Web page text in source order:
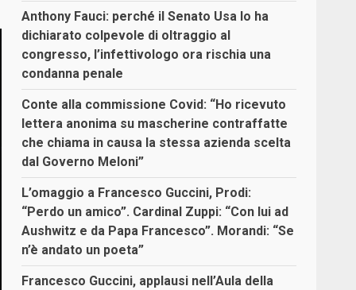
Anthony Fauci: perché il Senato Usa lo ha
dichiarato colpevole di oltraggio al
congresso, l’infettivologo ora rischia una
condanna penale
Conte alla commissione Covid: “Ho ricevuto
lettera anonima su mascherine contraffatte
che chiama in causa la stessa azienda scelta
dal Governo Meloni”
L’omaggio a Francesco Guccini, Prodi:
“Perdo un amico”. Cardinal Zuppi: “Con lui ad
Aushwitz e da Papa Francesco”. Morandi: “Se
n’è andato un poeta”
Francesco Guccini, applausi nell’Aula della